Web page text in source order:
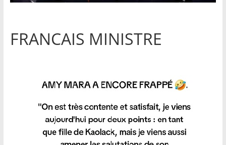
FRANCAIS MINISTRE